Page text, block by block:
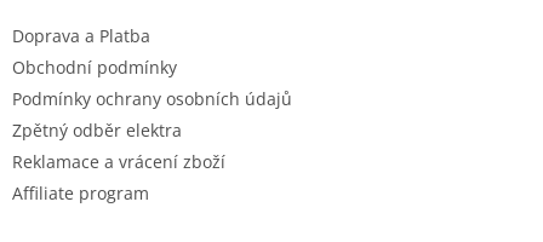
Doprava a Platba
Obchodní podmínky
Podmínky ochrany osobních údajů
Zpětný odběr elektra
Reklamace a vrácení zboží
Affiliate program